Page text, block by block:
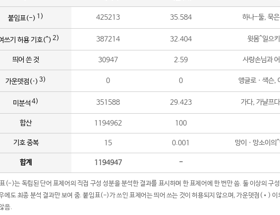
붙임표(-) 1) 425213 35.584 하나-둘, 묵
쓰기 허용 기호(^) 2) 387214 32.404 윗몸^일으
띄어 쓴 것 30947 2.59 사랑손님과
가운뎃점(·) 3) 0 0 앵글로ㆍ색슨,
미분석 4) 351588 29.423 가다, 가냘프
합산 1194962 100
기호 중복 15 0.001 망이ㆍ망소이의
합계 1194947 -
(-)는 독립된 단어 표제어의 직접 구성 성분을 분석한 결과를 표시하며 한 표제어에 한 번만 씀. 둘 이상의 구성
에도 최종 분석 결과만 보여 줌. 붙임표(-)가 쓰인 표제어는 띄어 쓰는 것이 허용되지 않으며, 가운뎃점(•) 이
음.